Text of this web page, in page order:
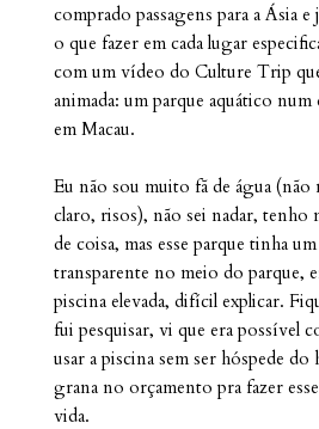
comprado passagens para a Ásia e
o que fazer em cada lugar
com um vídeo do Culture Trip
animada: um parque aquático
em Macau.
Eu não sou muito fã de água
claro, risos), não sei nadar, tenho
de coisa, mas esse parque tinha
transparente no meio do parque,
piscina elevada, difícil explicar.
fui pesquisar, vi que era possível
usar a piscina sem ser hóspede do
grana no orçamento pra fazer
vida.